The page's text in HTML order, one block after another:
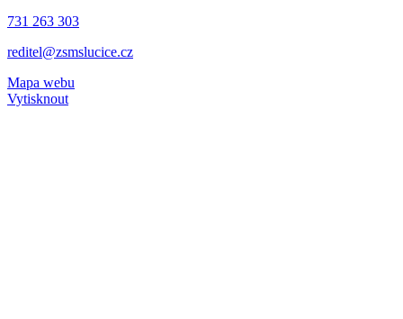
731 263 303
reditel@zsmslucice.cz
Mapa webu
Vytisknout